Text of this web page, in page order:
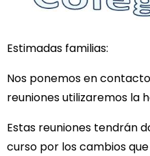
Estimadas familias:
Nos ponemos en
reuniones utilizaremos la
Estas reuniones tendrán
curso por los cambios